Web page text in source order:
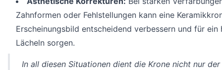
Zahnformen oder Fehlstellungen kann eine
Erscheinungsbild entscheidend verbessern und für ein
Lächeln sorgen.
In all diesen Situationen dient die Krone nicht nur